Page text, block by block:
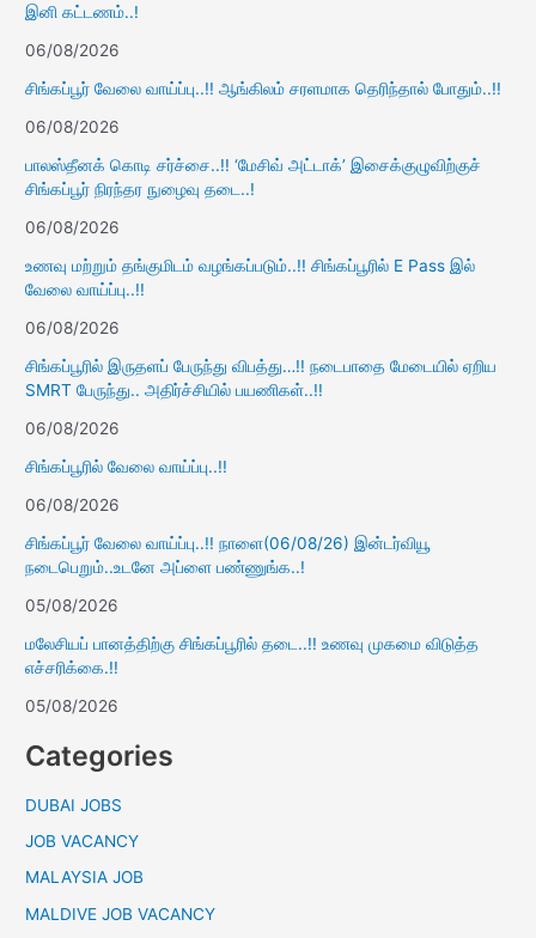
இனி கட்டணம்..!
06/08/2026
சிங்கப்பூர் வேலை வாய்ப்பு..!! ஆங்கிலம் சரளமாக தெரிந்தால் போதும்..!!
06/08/2026
பாலஸ்தீனக் கொடி சர்ச்சை..!! ‘மேசிவ் அட்டாக்’ இசைக்குழுவிற்குச்
சிங்கப்பூர் நிரந்தர நுழைவு தடை..!
06/08/2026
உணவு மற்றும் தங்குமிடம் வழங்கப்படும்..!! சிங்கப்பூரில் E Pass இல்
வேலை வாய்ப்பு..!!
06/08/2026
சிங்கப்பூரில் இருதளப் பேருந்து விபத்து…!! நடைபாதை மேடையில் ஏறிய
SMRT பேருந்து.. அதிர்ச்சியில் பயணிகள்..!!
06/08/2026
சிங்கப்பூரில் வேலை வாய்ப்பு..!!
06/08/2026
சிங்கப்பூர் வேலை வாய்ப்பு..!! நாளை(06/08/26) இன்டர்வியூ
நடைபெறும்..உடனே அப்ளை பண்ணுங்க..!
05/08/2026
மலேசியப் பானத்திற்கு சிங்கப்பூரில் தடை..!! உணவு முகமை விடுத்த
எச்சரிக்கை.!!
05/08/2026
Categories
DUBAI JOBS
JOB VACANCY
MALAYSIA JOB
MALDIVE JOB VACANCY